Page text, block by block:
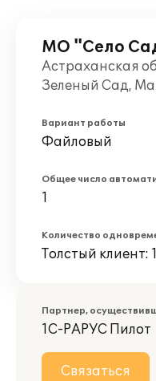
МО "Село
Астраханская
Зеленый Сад,
Вариант работы
Файловый
Общее число
1
Количество
Толстый клиент: 1
Партнер,
1С-РАРУС Пилот
Связаться